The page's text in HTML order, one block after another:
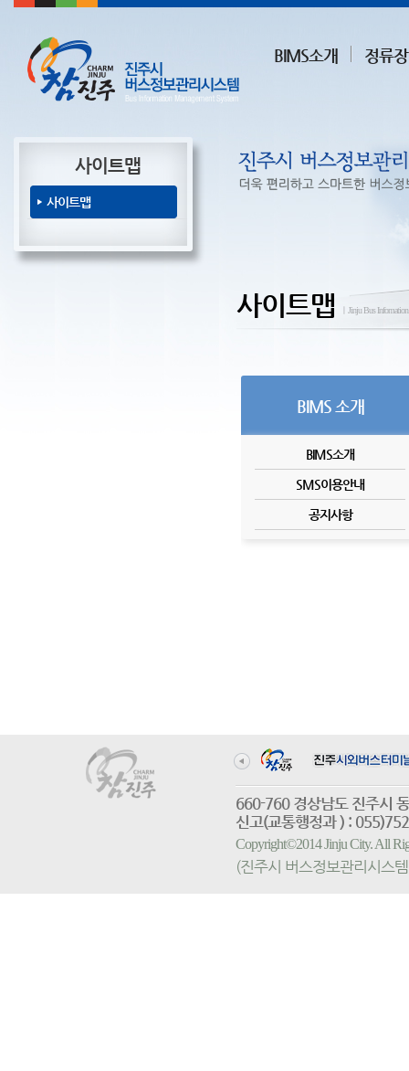
BIMS소개 정류
사이트맵
사이트맵
사이트맵 ㅣJinju Bus
BIMS 소개
BIMS소개
SMS이용안내
공지사항
660-760 경상남도 진
신고(교통행정과 ) :
Copyright©2014 Jinju City. All
(진주시 버스정보관리시스